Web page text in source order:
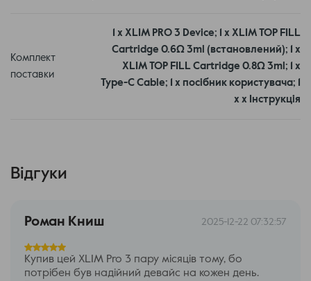
параметрів, швидка зарядка Type-C та регулювання,
яке дозволяє налаштовувати тягу під себе. Це робить
пристрій універсальним як для новачка, так і для
досвідченого вейпера.
Зарядка
Комплект
поставки
1 х XLIM PRO 3 Device; 1 х XLIM TOP FILL
Cartridge 0.6Ω 3ml (встановлений); 1 х
XLIM TOP FILL Cartridge 0.8Ω 3ml; 1 х
Type-C Cable; 1 х посібник користувача; 1
х х Інструкція
Відгуки
Роман Книш 2025-12-22 07:32:57
Купив цей XLIM Pro 3 пару місяців тому, бо
потрібен був надійний девайс на кожен день.